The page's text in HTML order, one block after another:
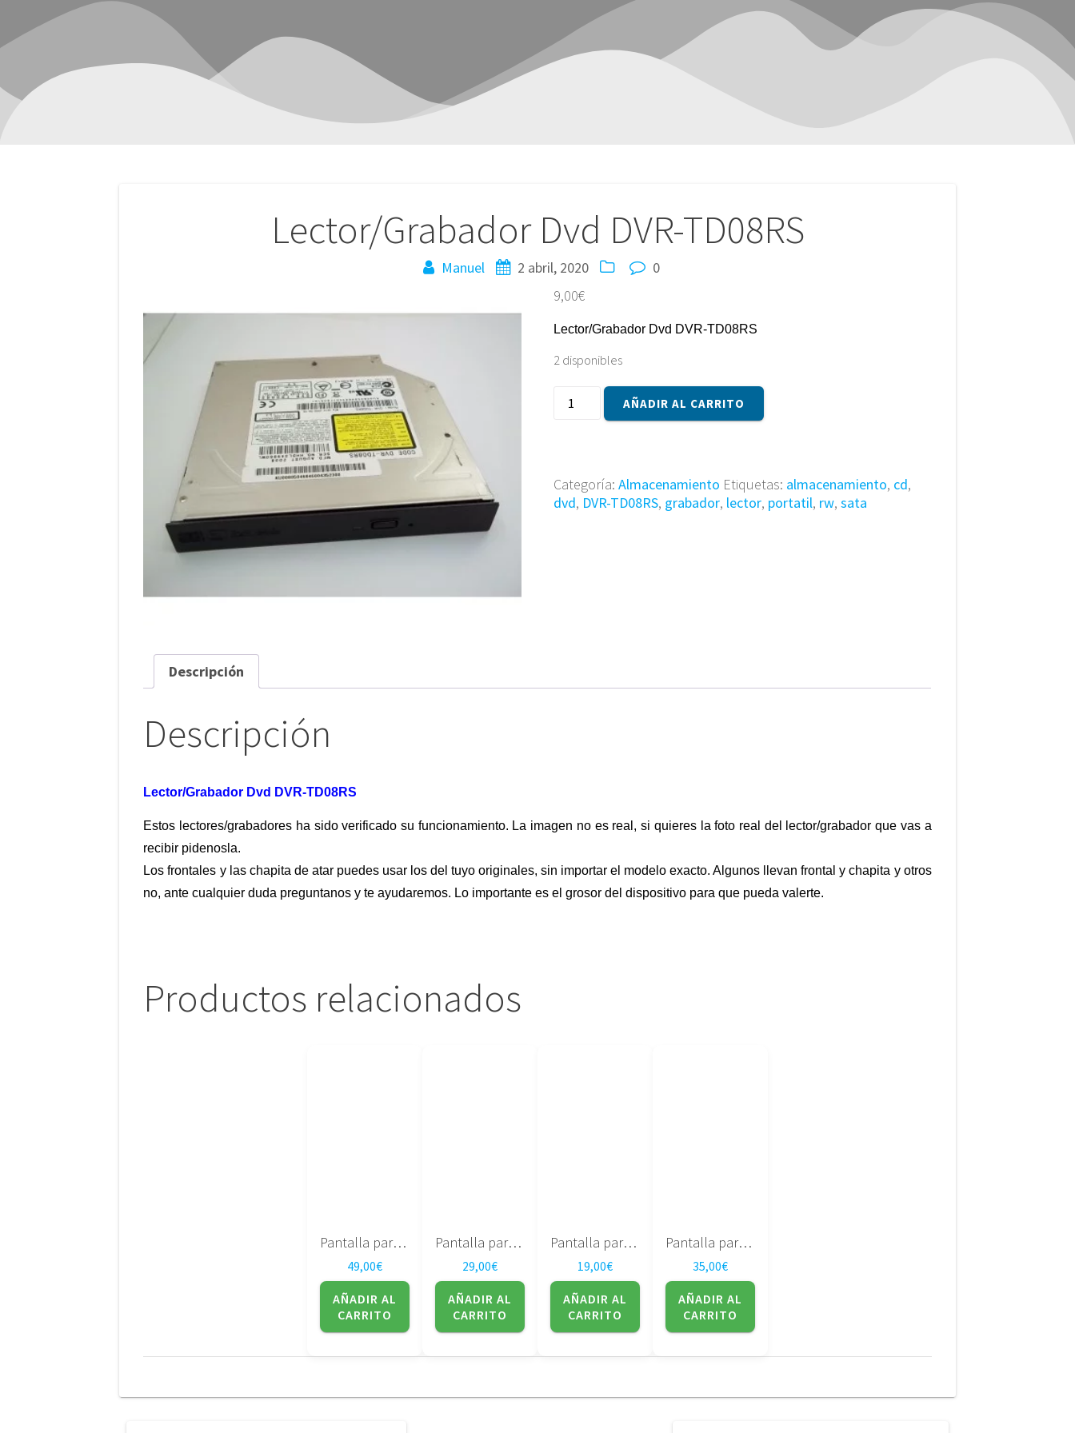
Lector/Grabador Dvd DVR-TD08RS
Manuel 2 abril, 2020
0
9,00€
Lector/Grabador Dvd DVR-TD08RS
2 disponibles
Lector/Grabador
Dvd
AÑADIR AL CARRITO
Categoría: Almacenamiento Etiquetas: almacenamiento, cd,
dvd, DVR-TD08RS, grabador, lector, portatil, rw, sata
Descripción
Descripción
Lector/Grabador Dvd DVR-TD08RS
Estos lectores/grabadores ha sido verificado su funcionamiento. La imagen no es real, si quieres la foto real del lector/grabador que vas a
recibir pidenosla.
Los frontales y las chapita de atar puedes usar los del tuyo originales, sin importar el modelo exacto. Algunos llevan frontal y chapita y otros
no, ante cualquier duda preguntanos y te ayudaremos. Lo importante es el grosor del dispositivo para que pueda valerte.
Productos relacionados
Pantalla para portatil Sharp 17″ DUAL LAMP LQ170M1LA4G
49,00€
AÑADIR AL
CARRITO
Pantalla para portatil LG 17″ LP171WP4 (TL)(B1)
29,00€
AÑADIR AL
CARRITO
Pantalla para portatil LTN141XA-L01 14.1″ – SAMSUNG
19,00€
AÑADIR AL
CARRITO
Pantalla para portatil LG – 15.4″ – LP154WX4(TL)(C3)
35,00€
AÑADIR AL
CARRITO
Navegación
entradas